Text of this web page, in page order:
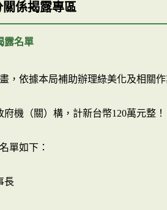
係揭露專區
露名單
，依據本局補助辦理綠美化及相關
機（關）構，計新台幣120萬元整！
單如下：
長